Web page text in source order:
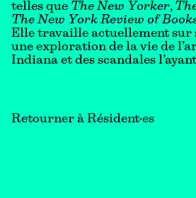
telles que The New Yorker,
The New York Review of
Elle travaille actuellement sur
une exploration de la vie de
Indiana et des scandales
Retourner à Résident·es